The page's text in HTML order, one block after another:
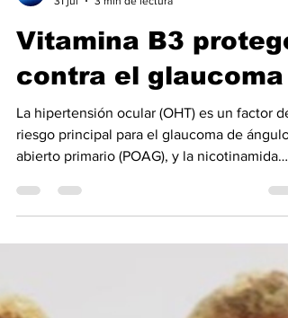
Noticiero Medico
31 jul
3 min de lectura
Vitamina B3 protege
contra el glaucoma
abierto primario (POAG), y la nicotinamida
sistémica ha surgido como una posible
intervención profiláctica metabólica para
prevenir la conversión; sin embargo, faltan